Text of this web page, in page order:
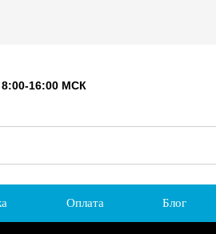
8:00-16:00 МСК
Оплата Блог